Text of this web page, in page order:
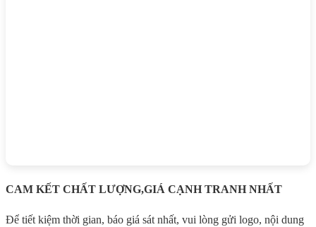
CAM KẾT CHẤT LƯỢNG,GIÁ CẠNH TRANH NHẤT
Để tiết kiệm thời gian, báo giá sát nhất, vui lòng gửi logo, nội dung